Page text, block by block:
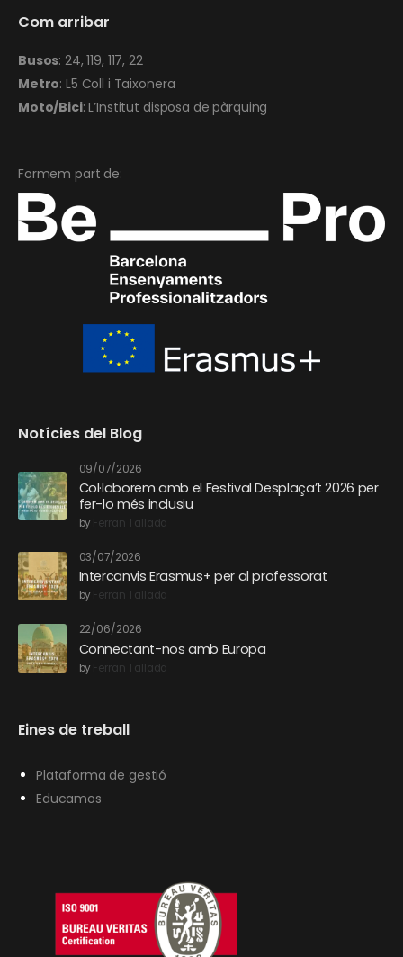
Com arribar
Busos: 24, 119, 117, 22
Metro: L5 Coll i Taixonera
Moto/Bici: L’Institut disposa de pàrquing
Formem part de:
Notícies del Blog
09/07/2026
Col·laborem amb el Festival Desplaça’t 2026 per
fer-lo més inclusiu
byFerran Tallada
03/07/2026
Intercanvis Erasmus+ per al professorat
byFerran Tallada
22/06/2026
Connectant-nos amb Europa
byFerran Tallada
Eines de treball
Plataforma de gestió
Educamos